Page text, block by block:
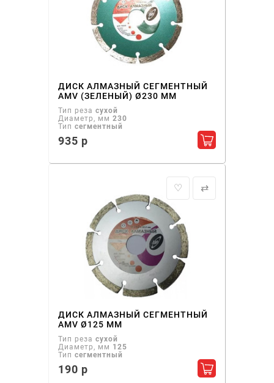
ДИСК АЛМАЗНЫЙ СЕГМЕНТНЫЙ
AMV (ЗЕЛЕНЫЙ) Ø230 ММ
Тип реза сухой
Диаметр, мм 230
Тип сегментный
935 р Добавить в
♡ ⇄
ДИСК АЛМАЗНЫЙ СЕГМЕНТНЫЙ
AMV Ø125 ММ
Тип реза сухой
Диаметр, мм 125
Тип сегментный
190 р Добавить в